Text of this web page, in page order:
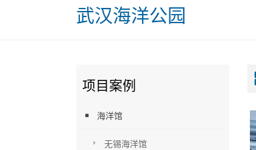
武汉海洋公园
项目案例
海洋馆
无锡海洋馆